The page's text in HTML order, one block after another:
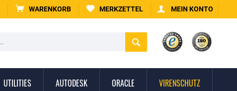
WARENKORB MERKZETTEL MEIN KONTO
UTILITIES AUTODESK ORACLE VIRENSCHUTZ